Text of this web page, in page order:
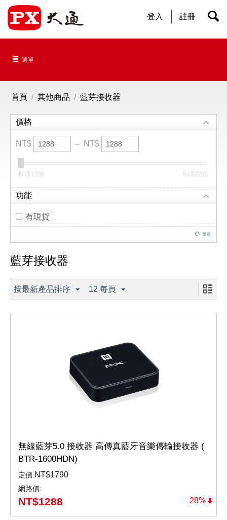
登入 註冊
選單
首頁 / 其他商品 / 藍芽接收器
價格
NT$ – NT$
‎NT$1288 ‎NT$1288
功能
有現貨
重置
藍芽接收器
按最新產品排序 12 每頁
28%
無線藍芽5.0 接收器 高傳真藍牙音樂傳輸接收器 (
BTR-1600HDN)
定價:NT$1790
網路價:
NT$1288